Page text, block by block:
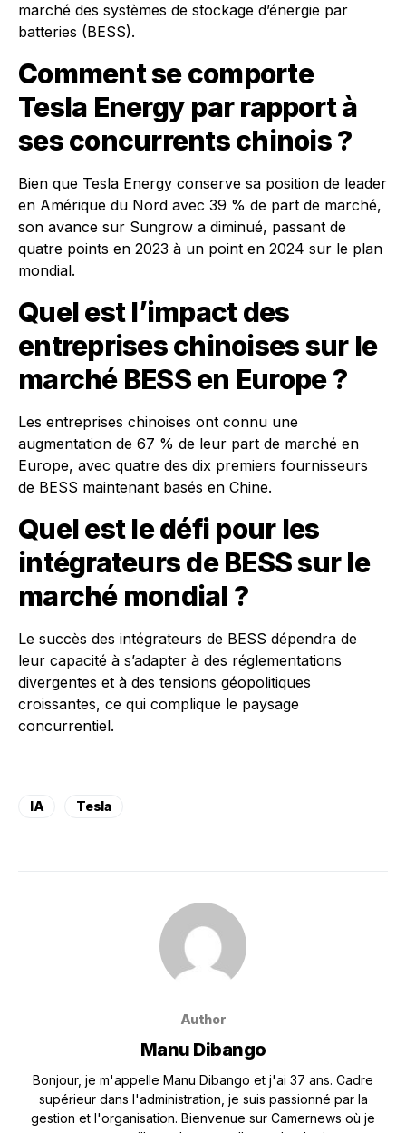
marché des systèmes de stockage d’énergie par
batteries (BESS).
Comment se comporte
Tesla Energy par rapport à
ses concurrents chinois ?
Bien que Tesla Energy conserve sa position de leader
en Amérique du Nord avec 39 % de part de marché,
son avance sur Sungrow a diminué, passant de
quatre points en 2023 à un point en 2024 sur le plan
mondial.
Quel est l’impact des
entreprises chinoises sur le
marché BESS en Europe ?
Les entreprises chinoises ont connu une
augmentation de 67 % de leur part de marché en
Europe, avec quatre des dix premiers fournisseurs
de BESS maintenant basés en Chine.
Quel est le défi pour les
intégrateurs de BESS sur le
marché mondial ?
Le succès des intégrateurs de BESS dépendra de
leur capacité à s’adapter à des réglementations
divergentes et à des tensions géopolitiques
croissantes, ce qui complique le paysage
concurrentiel.
IA Tesla
Author
Manu Dibango
Bonjour, je m'appelle Manu Dibango et j'ai 37 ans. Cadre
supérieur dans l'administration, je suis passionné par la
gestion et l'organisation. Bienvenue sur Camernews où je